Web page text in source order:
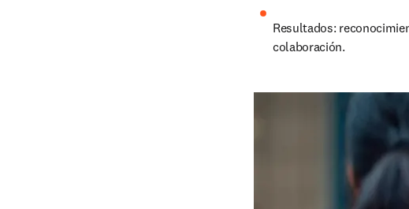
Resultados:
colaboración.